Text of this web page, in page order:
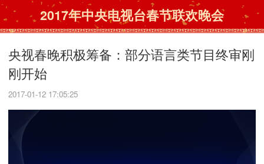
2017年中央电视台春节联欢晚会
央视春晚积极筹备：部分语言类节目终审刚
刚开始
2017-01-12 17:05:25